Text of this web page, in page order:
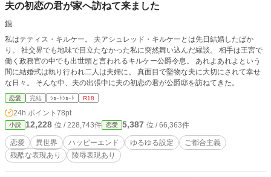
夫の初恋の君が家へ訪ねて来ました
鍋
私はテティス・キルケー。 夫アシュレッド・キルケーとは先日結婚したばか
り。 社交界でも地味で目立たなかった私に突然舞い込んだ縁談。 相手は王宮で
働く政務官の中でも出世頭と言われるキルケー公爵令息。 あれよあれよという
間に結婚式は執り行われ二人は夫婦に。 真面目で堅物な夫に大切にされて幸せ
な日々。 そんな中、夫の出張中に夫の初恋の君が公爵邸を訪ねてきた。
恋愛 完結 ｼｮｰﾄｼｮｰﾄ R18
24h.ポイント 78pt
小説 12,228 位 / 228,743件 恋愛 5,387 位 / 66,363件
恋愛 異世界 ハッピーエンド ゆるゆる設定
ご都合主義
残酷な表現あり
陵辱表現あり